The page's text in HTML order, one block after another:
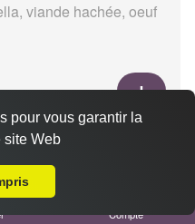
viande hachée, oeuf
Compte
pour vous garantir la
site Web